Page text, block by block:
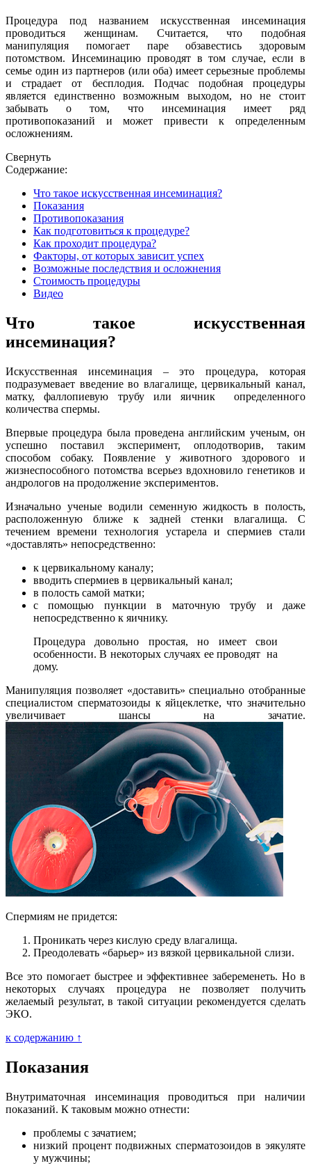
Процедура под названием искусственная инсеминация
проводиться женщинам. Считается, что подобная
манипуляция помогает паре обзавестись здоровым
потомством. Инсеминацию проводят в том случае, если в
семье один из партнеров (или оба) имеет серьезные проблемы
и страдает от бесплодия. Подчас подобная процедуры
является единственно возможным выходом, но не стоит
забывать о том, что инсеминация имеет ряд
противопоказаний и может привести к определенным
осложнениям.
Свернуть
Содержание:
Что такое искусственная инсеминация?
Показания
Противопоказания
Как подготовиться к процедуре?
Как проходит процедура?
Факторы, от которых зависит успех
Возможные последствия и осложнения
Стоимость процедуры
Видео
Что такое искусственная
инсеминация?
Искусственная инсеминация – это процедура, которая
подразумевает введение во влагалище, цервикальный канал,
матку, фаллопиевую трубу или яичник определенного
количества спермы.
Впервые процедура была проведена английским ученым, он
успешно поставил эксперимент, оплодотворив, таким
способом собаку. Появление у животного здорового и
жизнеспособного потомства всерьез вдохновило генетиков и
андрологов на продолжение экспериментов.
Изначально ученые водили семенную жидкость в полость,
расположенную ближе к задней стенки влагалища. С
течением времени технология устарела и спермиев стали
«доставлять» непосредственно:
к цервикальному каналу;
вводить спермиев в цервикальный канал;
в полость самой матки;
с помощью пункции в маточную трубу и даже
непосредственно к яичнику.
Процедура довольно простая, но имеет свои
особенности. В некоторых случаях ее проводят на
дому.
Манипуляция позволяет «доставить» специально отобранные
специалистом сперматозоиды к яйцеклетке, что значительно
увеличивает шансы на зачатие.
Спермиям не придется:
Проникать через кислую среду влагалища.
Преодолевать «барьер» из вязкой цервикальной слизи.
Все это помогает быстрее и эффективнее забеременеть. Но в
некоторых случаях процедура не позволяет получить
желаемый результат, в такой ситуации рекомендуется сделать
ЭКО.
к содержанию ↑
Показания
Внутриматочная инсеминация проводиться при наличии
показаний. К таковым можно отнести:
проблемы с зачатием;
низкий процент подвижных сперматозоидов в эякуляте
у мужчины;